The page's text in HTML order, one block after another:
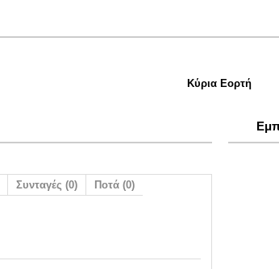
Κύρια Εορτή
Συνταγές (0) Ποτά (0)